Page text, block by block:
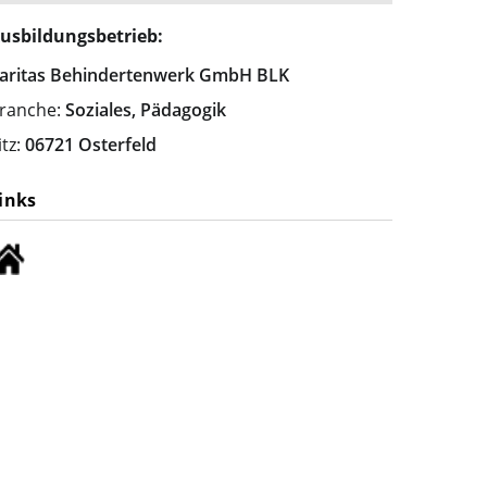
Behindertenwerk GmbH BLK
Soziales, Pädagogik
06721 Osterfeld